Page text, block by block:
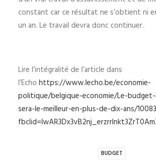
constant car ce résultat ne s’obtient ni
un an. Le travail devra donc continuer.
Lire l’intégralité de l’article dans
l’Echo https://www.lecho.be/economie-
politique/belgique-economie/Le-
sera-le-meilleur-en-plus-de-dix-ans/
BUDGET